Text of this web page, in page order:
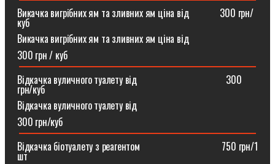
Викачка вигрібних ям та зливних ям ціна від ⠀⠀⠀⠀300 грн/
куб
Викачка вигрібних ям та зливних ям ціна від
300 грн / куб
Відкачка вуличного туалету від ⠀⠀⠀⠀⠀⠀⠀⠀⠀⠀⠀⠀300
грн/куб
Відкачка вуличного туалету від
300 грн/куб
Відкачка біотуалету з реагентом ⠀⠀⠀⠀⠀⠀⠀⠀⠀⠀⠀750 грн/1
шт